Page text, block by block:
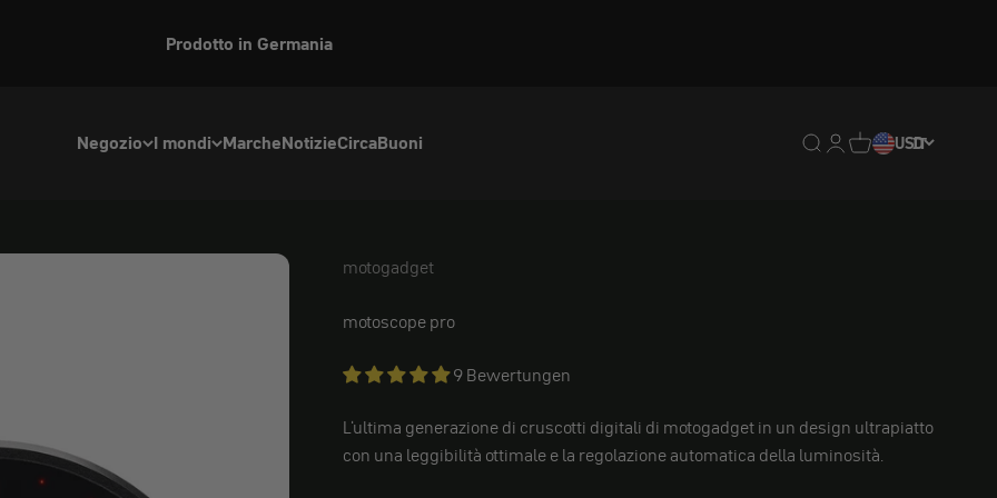
Prodotto in Germania
Negozio I mondi MarcheNotizieCircaBuoni Traduzione mancante:
Traduzione
Traduzione
USD
IT
motogadget
motogadget
motoscope pro
9 Bewertungen
L'ultima generazione di cruscotti digitali di motogadget in un design ultrapiatto
con una leggibilità ottimale e la regolazione automatica della luminosità.